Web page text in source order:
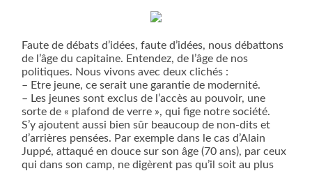
Faute de débats d’idées, faute d’idées, nous débattons
de l’âge du capitaine. Entendez, de l’âge de nos
politiques. Nous vivons avec deux clichés :
– Etre jeune, ce serait une garantie de modernité.
– Les jeunes sont exclus de l’accès au pouvoir, une
sorte de « plafond de verre », qui fige notre société.
S’y ajoutent aussi bien sûr beaucoup de non-dits et
d’arrières pensées. Par exemple dans le cas d’Alain
Juppé, attaqué en douce sur son âge (70 ans), par ceux
qui dans son camp, ne digèrent pas qu’il soit au plus